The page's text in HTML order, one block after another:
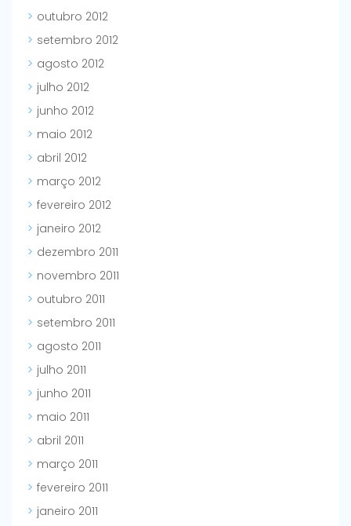
outubro 2012
setembro 2012
agosto 2012
julho 2012
junho 2012
maio 2012
abril 2012
março 2012
fevereiro 2012
janeiro 2012
dezembro 2011
novembro 2011
outubro 2011
setembro 2011
agosto 2011
julho 2011
junho 2011
maio 2011
abril 2011
março 2011
fevereiro 2011
janeiro 2011